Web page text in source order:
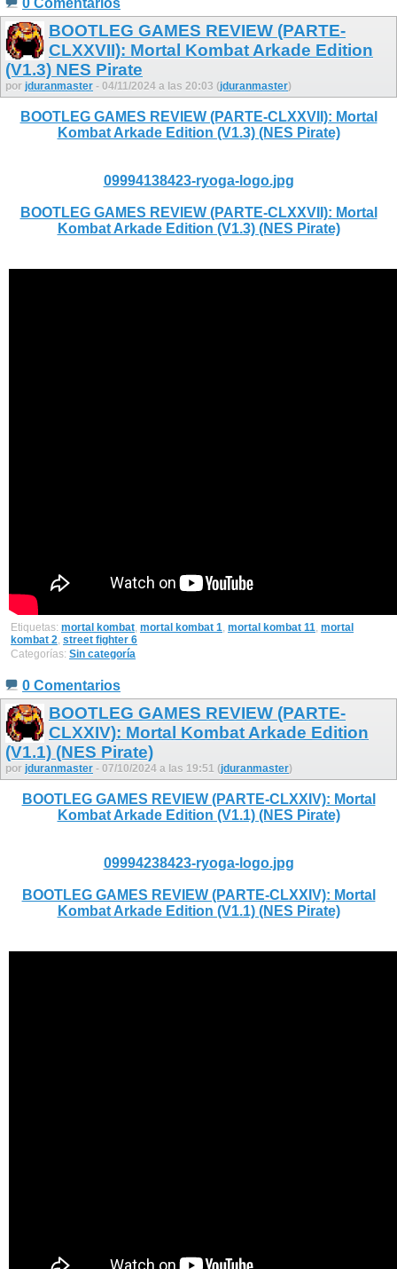
0 Comentarios
BOOTLEG GAMES REVIEW (PARTE-
CLXXVII): Mortal Kombat Arkade Edition
(V1.3) NES Pirate
por jduranmaster - 04/11/2024 a las 20:03 (jduranmaster)
BOOTLEG GAMES REVIEW (PARTE-CLXXVII): Mortal
Kombat Arkade Edition (V1.3) (NES Pirate)
09994138423-ryoga-logo.jpg
BOOTLEG GAMES REVIEW (PARTE-CLXXVII): Mortal
Kombat Arkade Edition (V1.3) (NES Pirate)
Etiquetas: mortal kombat, mortal kombat 1, mortal kombat 11, mortal
kombat 2, street fighter 6
Categorías: Sin categoría
0 Comentarios
BOOTLEG GAMES REVIEW (PARTE-
CLXXIV): Mortal Kombat Arkade Edition
(V1.1) (NES Pirate)
por jduranmaster - 07/10/2024 a las 19:51 (jduranmaster)
BOOTLEG GAMES REVIEW (PARTE-CLXXIV): Mortal
Kombat Arkade Edition (V1.1) (NES Pirate)
09994238423-ryoga-logo.jpg
BOOTLEG GAMES REVIEW (PARTE-CLXXIV): Mortal
Kombat Arkade Edition (V1.1) (NES Pirate)